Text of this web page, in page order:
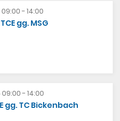
- 14:00
gg. MSG
- 14:00
gg. TC Bickenbach